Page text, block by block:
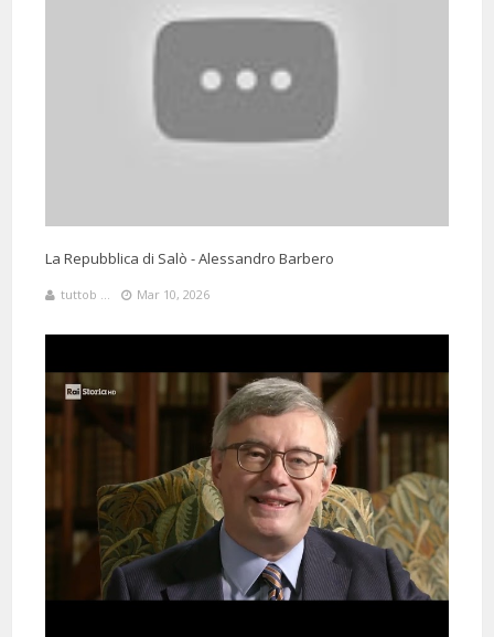
La Repubblica di Salò - Alessandro Barbero
tuttob ... Mar 10, 2026